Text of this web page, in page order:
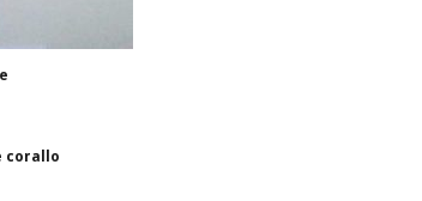
corallo